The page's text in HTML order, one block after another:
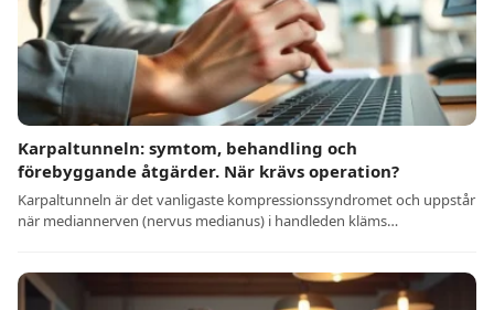
Karpaltunneln: symtom, behandling och
förebyggande åtgärder. När krävs operation?
Karpaltunneln är det vanligaste kompressionssyndromet och uppstår
när mediannerven (nervus medianus) i handleden kläms…